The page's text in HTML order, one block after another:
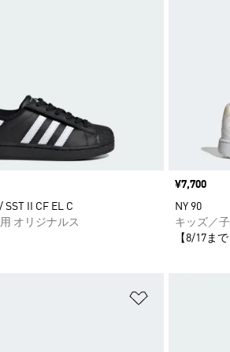
SST II CF EL C
オリジナルス
価格
¥7,700
NY 90
キッズ／
【8/17ま